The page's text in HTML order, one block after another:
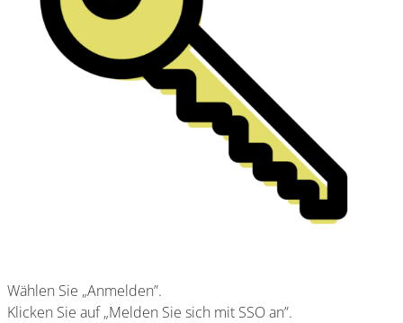
Wählen Sie „Anmelden”.
Klicken Sie auf „Melden Sie sich mit SSO an”.